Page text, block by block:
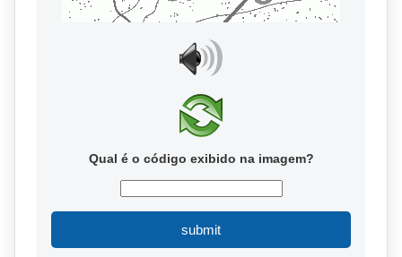
Qual é o código exibido na imagem?
submit